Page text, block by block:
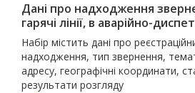
Дані про надходження
гарячі лінії, в аварійно-
Набір містить дані про
надходження, тип звернення,
адресу, географічні координати,
результати розгляду